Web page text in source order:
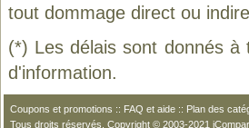
tout dommage direct ou
(*) Les délais sont donnés à
d'information.
Coupons et promotions :: FAQ et aide :: Plan des
Tous droits réservés. Copyright © 2003-2021